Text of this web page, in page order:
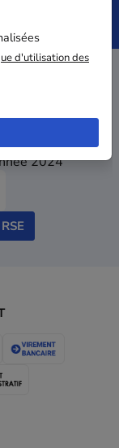
2024
d'utilisation des